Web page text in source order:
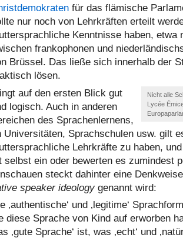
für das flämische
nur noch von Lehrkräften erteilt
Kenntnisse haben, etwa
frankophonen und
Brüssel. Das ließe sich innerhalb der
lösen.
Nicht alle
Lycée
auf den ersten Blick gut
logisch. Auch in anderen
des Sprachenlernens,
Universitäten, Sprachschulen usw. gilt
Lehrkräfte zu haben,
selbst ein oder bewerten es zumindest
steckt dahinter eine
speaker ideology genannt wird:
‚authentische‘ und ‚legitime‘
diese Sprache von Kind auf erworben
‚gute Sprache‘ ist, was ‚echt‘ und